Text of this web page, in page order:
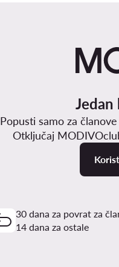
Popusti samo za
Otključaj
30 dana za povrat za
14 dana za ostale